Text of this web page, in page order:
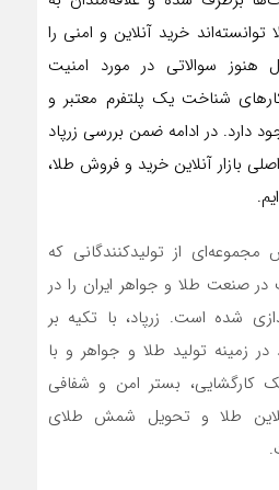
خرید آنلاین و امنی را
هنوز سوالاتی در مورد امنیت
شناخت یک پلتفرم معتبر و
دارد. در ادامه ضمن بررسی زرپاد
بازار آنلاین خرید و فروش طلا،
مجموعه‌ای از تولیدکنندگانی که
فعالیت در صنعت طلا و جواهر ایران را در
شده است. زرپاد، با تکیه بر
زمینه تولید طلا و جواهر و با
کارگشایی، بستر امن و شفافی
طلا و تحویل شمش طلای